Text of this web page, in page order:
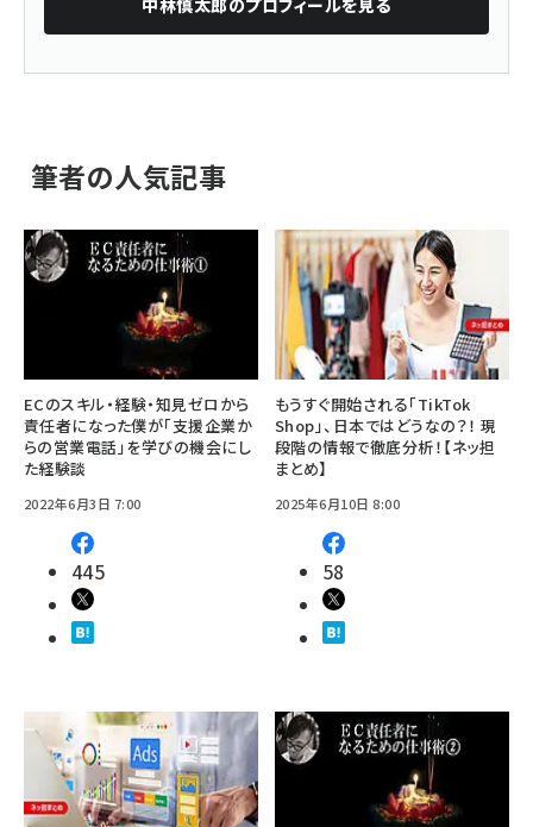
中林慎太郎のプロフィールを見る
筆者の人気記事
ECのスキル・経験・知見ゼロから
責任者になった僕が「支援企業か
らの営業電話」を学びの機会にし
た経験談
2022年6月3日 7:00
445
もうすぐ開始される「TikTok
Shop」、日本ではどうなの？！ 現
段階の情報で徹底分析！【ネッ担
まとめ】
2025年6月10日 8:00
58